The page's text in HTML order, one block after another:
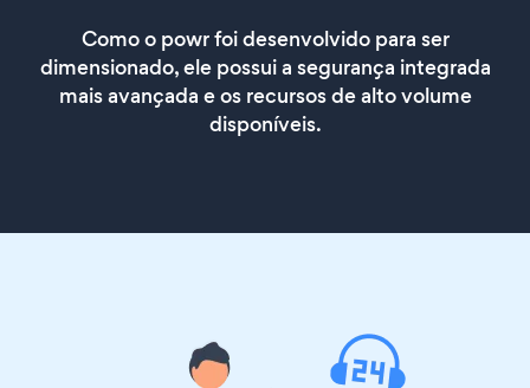
Como o powr foi desenvolvido para ser
dimensionado, ele possui a segurança integrada
mais avançada e os recursos de alto volume
disponíveis.